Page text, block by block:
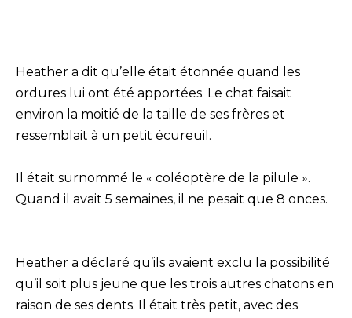
Heather a dit qu’elle était étonnée quand les
ordures lui ont été apportées. Le chat faisait
environ la moitié de la taille de ses frères et
ressemblait à un petit écureuil.
Il était surnommé le « coléoptère de la pilule ».
Quand il avait 5 semaines, il ne pesait que 8 onces.
Heather a déclaré qu’ils avaient exclu la possibilité
qu’il soit plus jeune que les trois autres chatons en
raison de ses dents. Il était très petit, avec des